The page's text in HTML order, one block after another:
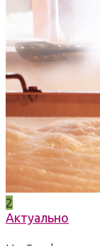
2
Актуально